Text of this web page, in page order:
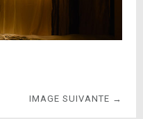
IMAGE SUIVANTE →